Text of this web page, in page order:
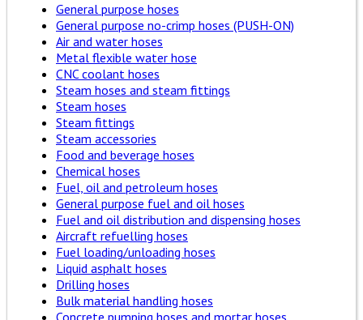
General purpose hoses
General purpose no-crimp hoses (PUSH-ON)
Air and water hoses
Metal flexible water hose
CNC coolant hoses
Steam hoses and steam fittings
Steam hoses
Steam fittings
Steam accessories
Food and beverage hoses
Chemical hoses
Fuel, oil and petroleum hoses
General purpose fuel and oil hoses
Fuel and oil distribution and dispensing hoses
Aircraft refuelling hoses
Fuel loading/unloading hoses
Liquid asphalt hoses
Drilling hoses
Bulk material handling hoses